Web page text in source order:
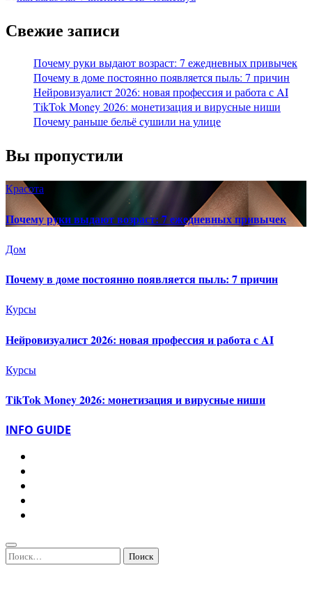
Свежие записи
Почему руки выдают возраст: 7 ежедневных привычек
Почему в доме постоянно появляется пыль: 7 причин
Нейровизуалист 2026: новая профессия и работа с AI
TikTok Money 2026: монетизация и вирусные ниши
Почему раньше бельё сушили на улице
Вы пропустили
Красота
Почему руки выдают возраст: 7 ежедневных привычек
Дом
Почему в доме постоянно появляется пыль: 7 причин
Курсы
Нейровизуалист 2026: новая профессия и работа с AI
Курсы
TikTok Money 2026: монетизация и вирусные ниши
INFO GUIDE
Найти: